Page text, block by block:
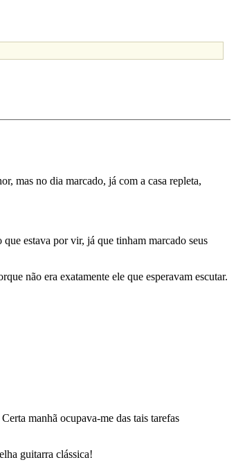
mas no dia marcado, já com a casa repleta,
estava por vir, já que tinham marcado seus
não era exatamente ele que esperavam escutar.
manhã ocupava-me das tais tarefas
guitarra clássica!